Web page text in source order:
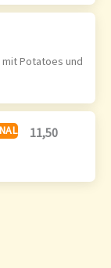
Potatoes und
11,50